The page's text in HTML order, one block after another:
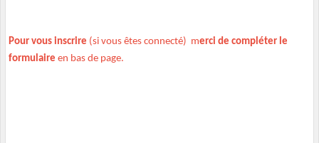
Pour vous inscrire (si vous êtes connecté) merci de compléter le
formulaire en bas de page.